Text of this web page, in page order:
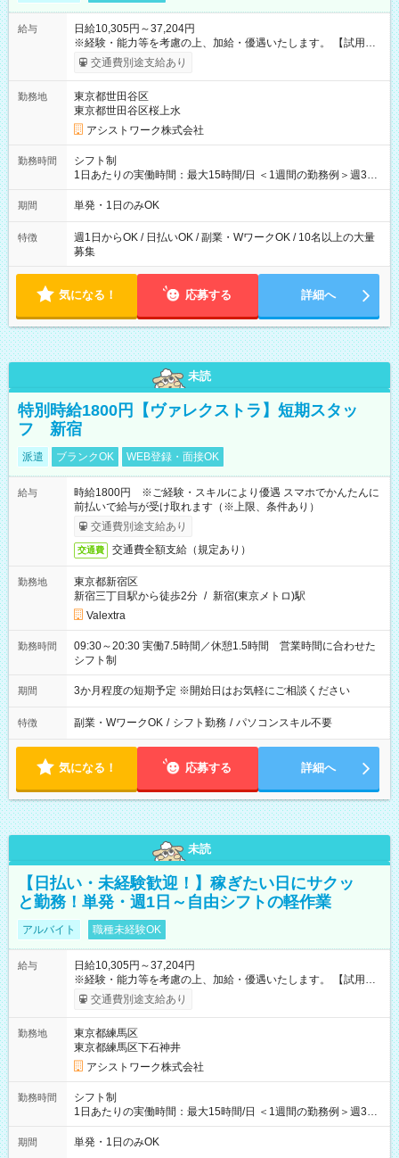
給与
日給10,305円～37,204円
※経験・能力等を考慮の上、加給・優遇いたします。 【試用期
間】試用期間なし
交通費別途支給あり
勤務地
東京都世田谷区
東京都世田谷区桜上水
アシストワーク株式会社
勤務時間
シフト制
1日あたりの実働時間：最大15時間/日 ＜1週間の勤務例＞週3回
勤務 勤務：月・水・金 休み：火・木・土・日 好きな時にお仕事
可能です！ ※1日あたりの最大実働時間は日勤、夜勤共に勤務し
期間 単発・1日のみOK
特徴
週1日からOK / 日払いOK / 副業・WワークOK / 10名以上の大量
募集
気になる！ 応募する 詳細へ
未読
特別時給1800円【ヴァレクストラ】短期スタッ
フ 新宿
派遣 ブランクOK WEB登録・面接OK
給与
時給1800円 ※ご経験・スキルにより優遇 スマホでかんたんに
前払いで給与が受け取れます（※上限、条件あり）
交通費別途支給あり
交通費 交通費全額支給（規定あり）
勤務地
東京都新宿区
新宿三丁目駅から徒歩2分 / 新宿(東京メトロ)駅
Valextra
勤務時間
09:30～20:30 実働7.5時間／休憩1.5時間 営業時間に合わせた
シフト制
期間 3か月程度の短期予定 ※開始日はお気軽にご相談ください
特徴 副業・WワークOK / シフト勤務 / パソコンスキル不要
気になる！ 応募する 詳細へ
未読
【日払い・未経験歓迎！】稼ぎたい日にサクッ
と勤務！単発・週1日～自由シフトの軽作業
アルバイト 職種未経験OK
給与
日給10,305円～37,204円
※経験・能力等を考慮の上、加給・優遇いたします。 【試用期
間】試用期間なし
交通費別途支給あり
勤務地
東京都練馬区
東京都練馬区下石神井
アシストワーク株式会社
勤務時間
シフト制
1日あたりの実働時間：最大15時間/日 ＜1週間の勤務例＞週3回
勤務 勤務：月・水・金 休み：火・木・土・日 好きな時にお仕事
可能です！ ※1日あたりの最大実働時間は日勤、夜勤共に勤務し
期間 単発・1日のみOK